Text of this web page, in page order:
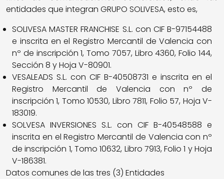
entidades que integran GRUPO SOLIVESA, esto es,
SOLIVESA MASTER FRANCHISE S.L. con CIF B-97154488
e inscrita en el Registro Mercantil de Valencia con
nº de inscripción 1, Tomo 7057, Libro 4360, Folio 144,
Sección 8 y Hoja V-80901.
VESALEADS S.L. con CIF B-40508731 e inscrita en el
Registro Mercantil de Valencia con nº de
inscripción 1, Tomo 10530, Libro 7811, Folio 57, Hoja V-
183019.
SOLVESA INVERSIONES S.L. con CIF B-40548588 e
inscrita en el Registro Mercantil de Valencia con nº
de inscripción 1, Tomo 10632, Libro 7913, Folio 1 y Hoja
V-186381.
Datos comunes de las tres (3) Entidades